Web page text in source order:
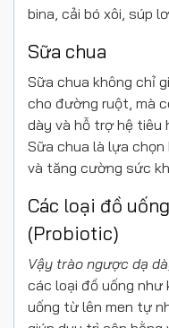
bina, cải bó xôi, súp
Sữa chua
Sữa chua không chỉ
cho đường ruột, mà
dày và hỗ trợ hệ tiêu
Sữa chua là lựa chọn
và tăng cường sức
Các loại đồ
(Probiotic)
Vậy trào ngược dạ
các loại đồ uống như
uống từ lên men tự